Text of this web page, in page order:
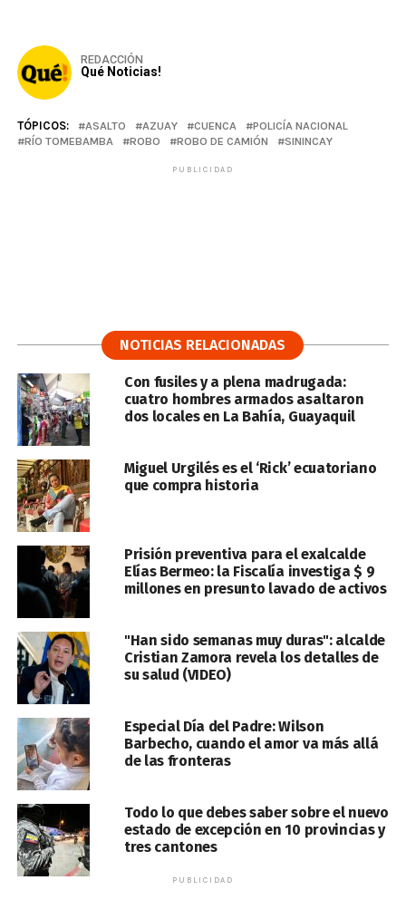
REDACCIÓN
Qué Noticias!
TÓPICOS: ASALTO AZUAY CUENCA
POLICÍA NACIONAL
RÍO TOMEBAMBA
ROBO ROBO DE CAMIÓN SININCAY
PUBLICIDAD
NOTICIAS RELACIONADAS
Con fusiles y a plena madrugada:
cuatro hombres armados asaltaron
dos locales en La Bahía, Guayaquil
Miguel Urgilés es el ‘Rick’ ecuatoriano
que compra historia
Prisión preventiva para el exalcalde
Elías Bermeo: la Fiscalía investiga $ 9
millones en presunto lavado de activos
"Han sido semanas muy duras": alcalde
Cristian Zamora revela los detalles de
su salud (VIDEO)
Especial Día del Padre: Wilson
Barbecho, cuando el amor va más allá
de las fronteras
Todo lo que debes saber sobre el nuevo
estado de excepción en 10 provincias y
tres cantones
PUBLICIDAD